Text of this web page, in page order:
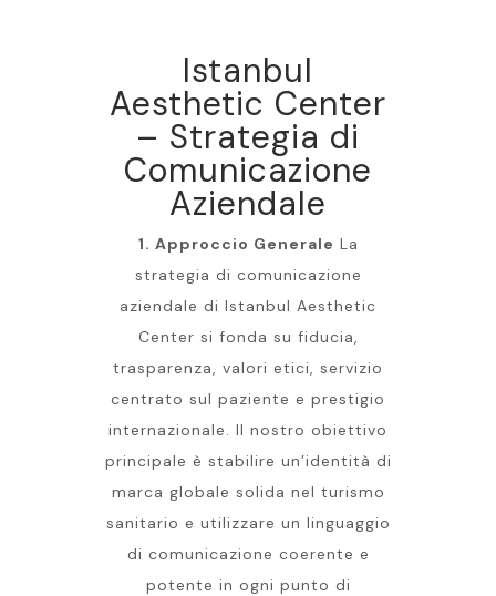
Istanbul
Aesthetic Center
– Strategia di
Comunicazione
Aziendale
1. Approccio Generale La
strategia di comunicazione
aziendale di Istanbul Aesthetic
Center si fonda su fiducia,
trasparenza, valori etici, servizio
centrato sul paziente e prestigio
internazionale. Il nostro obiettivo
principale è stabilire un’identità di
marca globale solida nel turismo
sanitario e utilizzare un linguaggio
di comunicazione coerente e
potente in ogni punto di